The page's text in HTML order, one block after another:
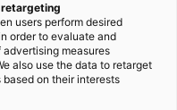
users perform desired
order to evaluate and
measures
also use the data to retarget
on their interests